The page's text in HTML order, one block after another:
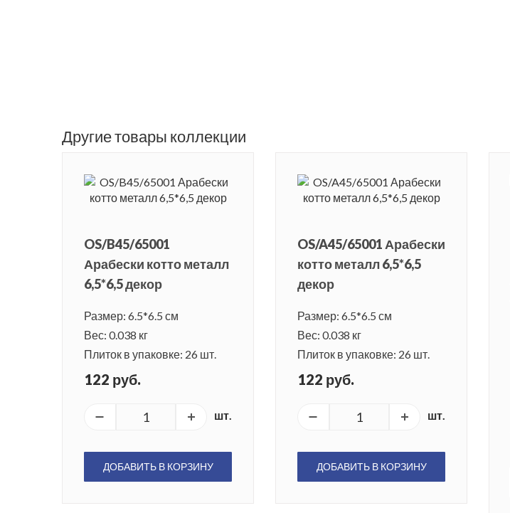
Другие товары коллекции
OS/B45/65001
Арабески котто металл
6,5*6,5 декор
Размер: 6.5*6.5 см
Вес: 0.038 кг
Плиток в упаковке: 26 шт.
122 руб.
шт.
ДОБАВИТЬ В КОРЗИНУ
OS/A45/65001 Арабески
котто металл 6,5*6,5
декор
Размер: 6.5*6.5 см
Вес: 0.038 кг
Плиток в упаковке: 26 шт.
122 руб.
шт.
ДОБАВИТЬ В КОРЗИНУ